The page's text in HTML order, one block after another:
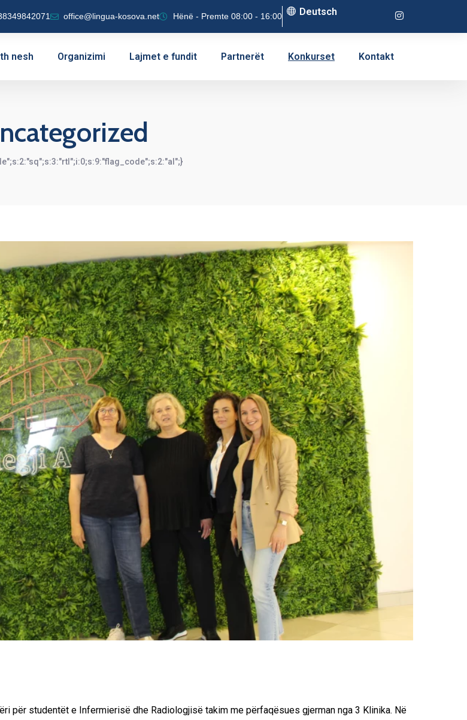
office@lingua-kosova.net Hënë - Premte 08:00 - 16:00 Deutsch
nesh Organizimi Lajmet e fundit Partnerët Konkurset Kontakt
për studentët e Infermierisë dhe Radiologjisë takim me përfaqësues gjerman nga 3 Klinika. Në